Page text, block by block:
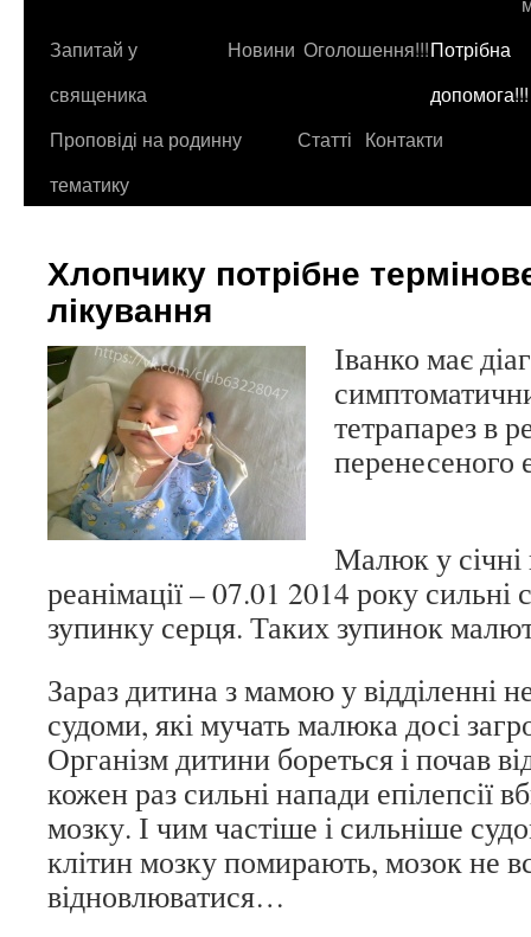
контенту
Запитай у
священика
Новини Оголошення!!!Потрібна
допомога!!!
Проповіді на родинну
тематику
Статті Контакти
Хлопчику потрібне
лікування
Іванко має
тетрапарез в
перенесеного
Малюк у січні
реанімації – 07.01 2014 року
зупинку серця. Таких зупинок
Зараз дитина з мамою у відділенні
судоми, які мучать малюка досі
Організм дитини бореться і почав
кожен раз сильні напади епілепсії
мозку. І чим частіше і сильніше
клітин мозку помирають, мозок не
відновлюватися…